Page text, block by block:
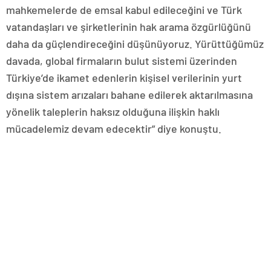
mahkemelerde de emsal kabul edileceğini ve Türk
vatandaşları ve şirketlerinin hak arama özgürlüğünü
daha da güçlendireceğini düşünüyoruz. Yürüttüğümüz
davada, global firmaların bulut sistemi üzerinden
Türkiye’de ikamet edenlerin kişisel verilerinin yurt
dışına sistem arızaları bahane edilerek aktarılmasına
yönelik taleplerin haksız olduğuna ilişkin haklı
mücadelemiz devam edecektir” diye konuştu.